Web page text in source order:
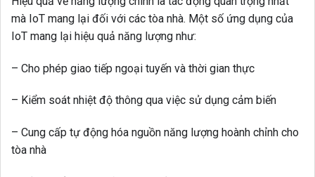
mà IoT mang lại đối với các tòa nhà. Một số ứng dụng của
IoT mang lại hiệu quả năng lượng như:
– Cho phép giao tiếp ngoại tuyến và thời gian thực
– Kiểm soát nhiệt độ thông qua việc sử dụng cảm biến
– Cung cấp tự động hóa nguồn năng lượng hoành chỉnh cho
tòa nhà